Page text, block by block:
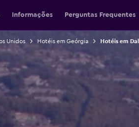
Informações Perguntas Frequentes
Unidos Hotéis em Geórgia Hotéis em